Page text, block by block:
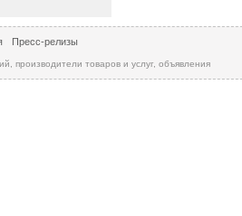
Пресс-релизы
производители товаров и услуг, объявления